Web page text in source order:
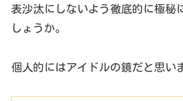
表沙汰にしないよう徹底的に極秘
しょうか。
個人的にはアイドルの鏡だと思い